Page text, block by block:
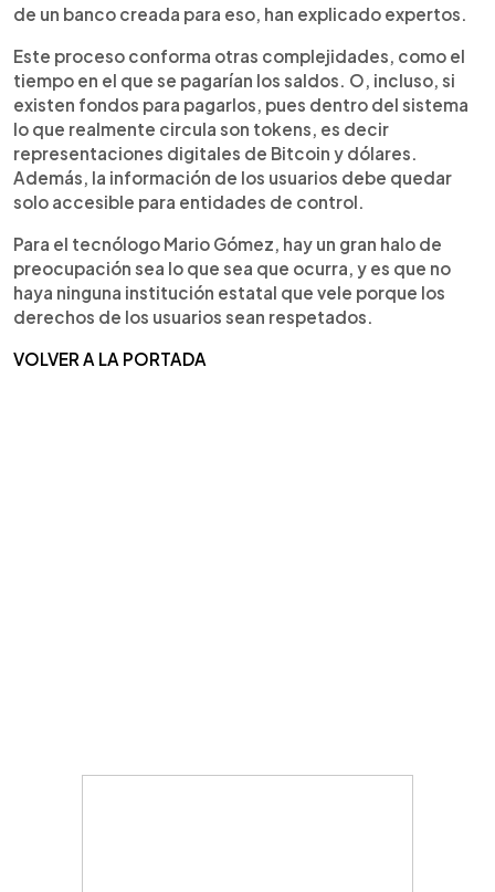
de un banco creada para eso, han explicado expertos.
Este proceso conforma otras complejidades, como el
tiempo en el que se pagarían los saldos. O, incluso, si
existen fondos para pagarlos, pues dentro del sistema
lo que realmente circula son tokens, es decir
representaciones digitales de Bitcoin y dólares.
Además, la información de los usuarios debe quedar
solo accesible para entidades de control.
Para el tecnólogo Mario Gómez, hay un gran halo de
preocupación sea lo que sea que ocurra, y es que no
haya ninguna institución estatal que vele porque los
derechos de los usuarios sean respetados.
VOLVER A LA PORTADA